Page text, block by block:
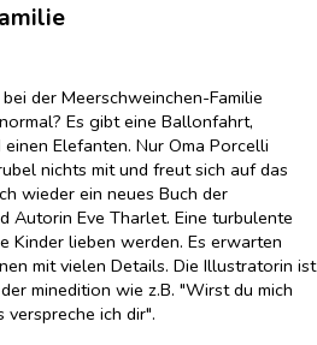
der Meerschweinchen-Familie
Es gibt eine Ballonfahrt,
Elefanten. Nur Oma Porcelli
nichts mit und freut sich auf das
wieder ein neues Buch der
Autorin Eve Tharlet. Eine turbulente
Kinder lieben werden. Es erwarten
mit vielen Details. Die Illustratorin ist
minedition wie z.B. "Wirst du mich
verspreche ich dir".